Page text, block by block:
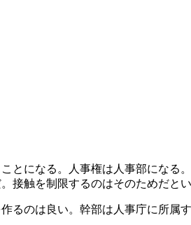
になる。人事権は人事部になる
触を制限するのはそのためだと
のは良い。幹部は人事庁に所属